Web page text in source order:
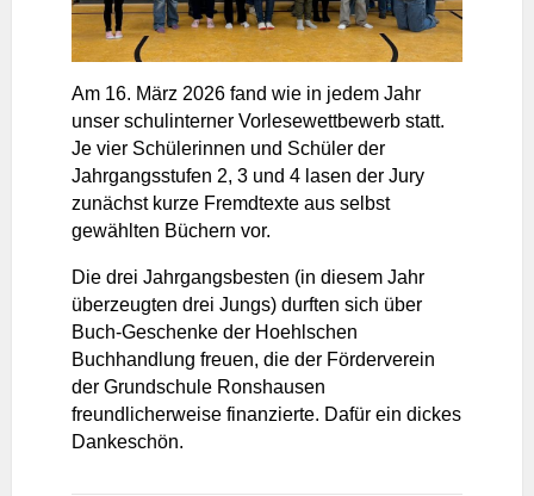
Am 16. März 2026 fand wie in jedem Jahr
unser schulinterner Vorlesewettbewerb statt.
Je vier Schülerinnen und Schüler der
Jahrgangsstufen 2, 3 und 4 lasen der Jury
zunächst kurze Fremdtexte aus selbst
gewählten Büchern vor.
Die drei Jahrgangsbesten (in diesem Jahr
überzeugten drei Jungs) durften sich über
Buch-Geschenke der Hoehlschen
Buchhandlung freuen, die der Förderverein
der Grundschule Ronshausen
freundlicherweise finanzierte. Dafür ein dickes
Dankeschön.